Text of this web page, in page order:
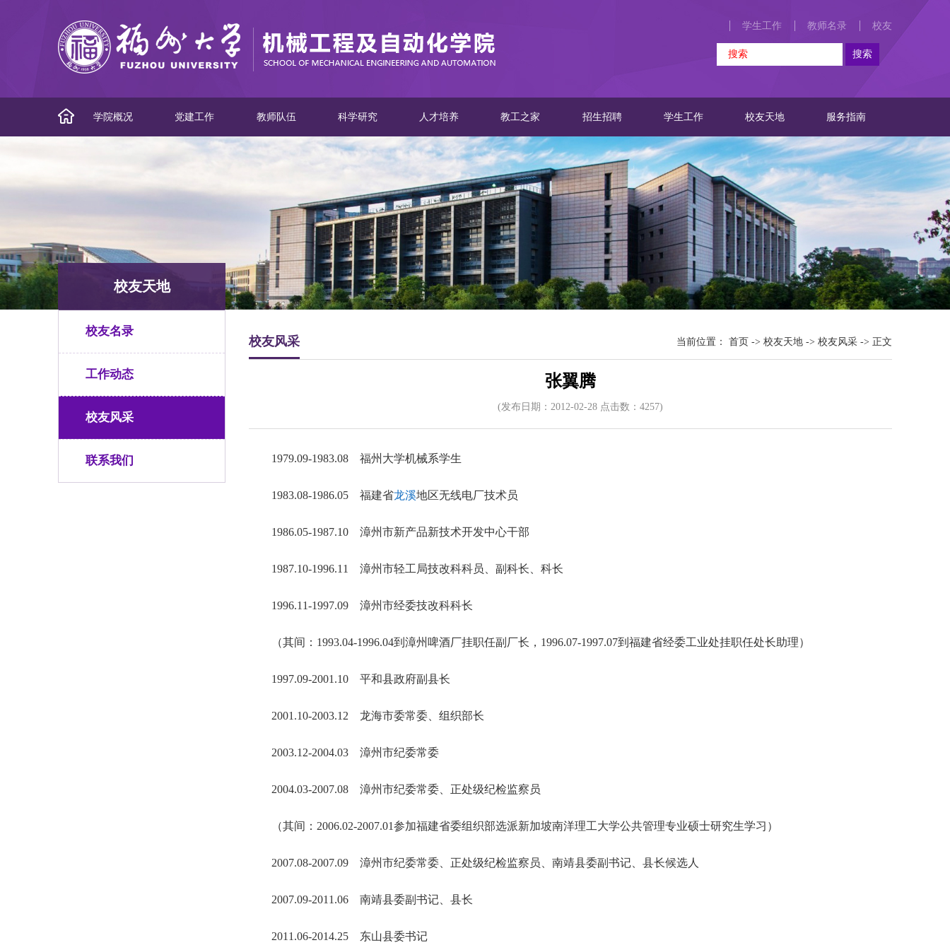
学生工作 教师名录 校友
学院概况 党建工作 教师队伍 科学研究 人才培养 教工之家 招生招聘 学生工作 校友天地 服务指南
校友天地
校友名录
工作动态
校友风采
联系我们
校友风采 当前位置： 首页 -> 校友天地 -> 校友风采 -> 正文
张翼腾
(发布日期：2012-02-28 点击数： 4257)
1979.09-1983.08 福州大学机械系学生
1983.08-1986.05 福建省龙溪地区无线电厂技术员
1986.05-1987.10 漳州市新产品新技术开发中心干部
1987.10-1996.11 漳州市轻工局技改科科员、副科长、科长
1996.11-1997.09 漳州市经委技改科科长
（其间：1993.04-1996.04到漳州啤酒厂挂职任副厂长，1996.07-1997.07到福建省经委工业处挂职任处长助理）
1997.09-2001.10 平和县政府副县长
2001.10-2003.12 龙海市委常委、组织部长
2003.12-2004.03 漳州市纪委常委
2004.03-2007.08 漳州市纪委常委、正处级纪检监察员
（其间：2006.02-2007.01参加福建省委组织部选派新加坡南洋理工大学公共管理专业硕士研究生学习）
2007.08-2007.09 漳州市纪委常委、正处级纪检监察员、南靖县委副书记、县长候选人
2007.09-2011.06 南靖县委副书记、县长
2011.06-2014.25 东山县委书记